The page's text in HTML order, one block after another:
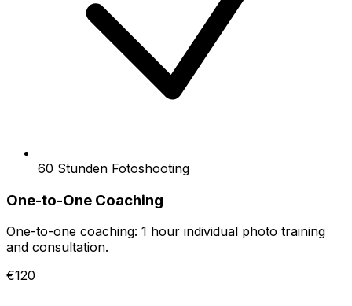
60 Stunden Fotoshooting
One-to-One Coaching
One-to-one coaching: 1 hour individual photo training
and consultation.
€120